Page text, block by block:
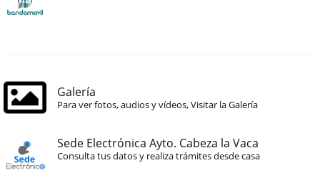
Galería
Para ver fotos, audios y vídeos, Visitar la Galería
Sede Electrónica Ayto. Cabeza la Vaca
Consulta tus datos y realiza trámites desde casa